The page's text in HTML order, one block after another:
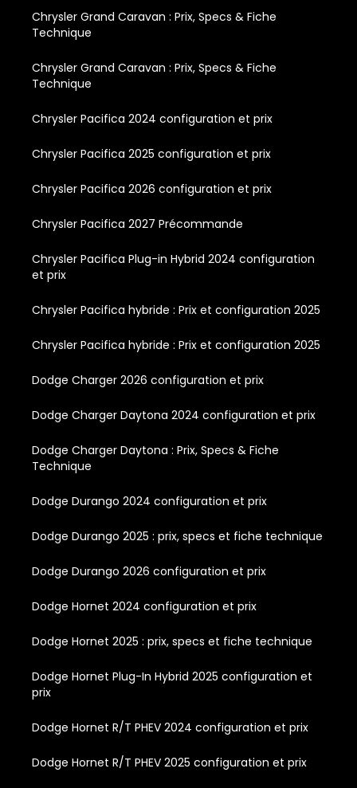
Chrysler Grand Caravan : Prix, Specs & Fiche
Technique
Chrysler Grand Caravan : Prix, Specs & Fiche
Technique
Chrysler Pacifica 2024 configuration et prix
Chrysler Pacifica 2025 configuration et prix
Chrysler Pacifica 2026 configuration et prix
Chrysler Pacifica 2027 Précommande
Chrysler Pacifica Plug-in Hybrid 2024 configuration
et prix
Chrysler Pacifica hybride : Prix et configuration 2025
Chrysler Pacifica hybride : Prix et configuration 2025
Dodge Charger 2026 configuration et prix
Dodge Charger Daytona 2024 configuration et prix
Dodge Charger Daytona : Prix, Specs & Fiche
Technique
Dodge Durango 2024 configuration et prix
Dodge Durango 2025 : prix, specs et fiche technique
Dodge Durango 2026 configuration et prix
Dodge Hornet 2024 configuration et prix
Dodge Hornet 2025 : prix, specs et fiche technique
Dodge Hornet Plug-In Hybrid 2025 configuration et
prix
Dodge Hornet R/T PHEV 2024 configuration et prix
Dodge Hornet R/T PHEV 2025 configuration et prix